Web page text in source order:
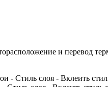
и перевод